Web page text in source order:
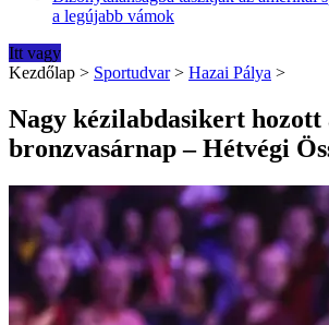
a legújabb vámok
Itt vagy
Kezdőlap > Sportudvar > Hazai Pálya >
Nagy kézilabdasikert hozott
bronzvasárnap – Hétvégi